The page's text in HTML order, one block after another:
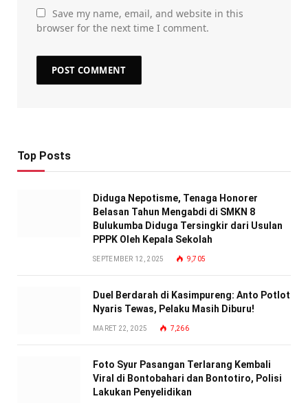
Save my name, email, and website in this
browser for the next time I comment.
Top Posts
Diduga Nepotisme, Tenaga Honorer
Belasan Tahun Mengabdi di SMKN 8
Bulukumba Diduga Tersingkir dari Usulan
PPPK Oleh Kepala Sekolah
SEPTEMBER 12, 2025 9,705
Duel Berdarah di Kasimpureng: Anto Potlot
Nyaris Tewas, Pelaku Masih Diburu!
MARET 22, 2025 7,266
Foto Syur Pasangan Terlarang Kembali
Viral di Bontobahari dan Bontotiro, Polisi
Lakukan Penyelidikan